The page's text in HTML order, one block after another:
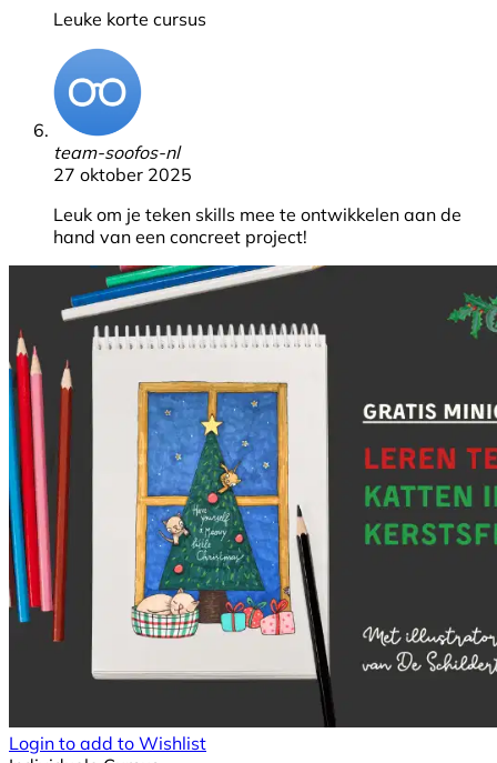
Leuke korte cursus
team-soofos-nl
27 oktober 2025
Leuk om je teken skills mee te ontwikkelen aan de
hand van een concreet project!
Login to add to Wishlist